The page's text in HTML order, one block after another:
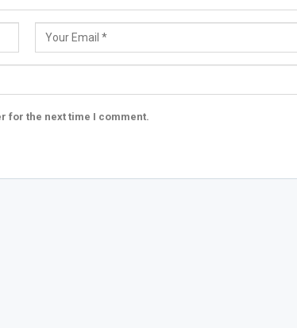
for the next time I comment.